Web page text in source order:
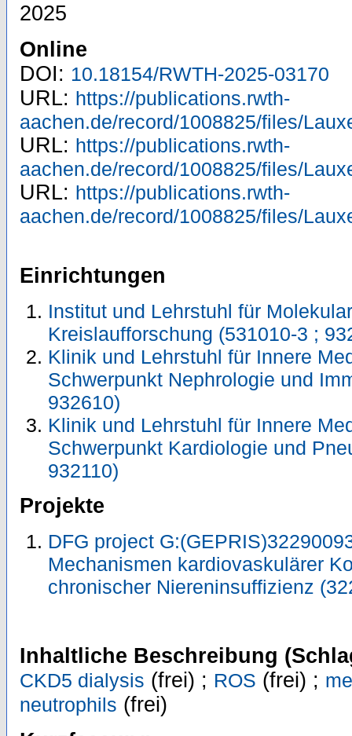
2025
Online
DOI: 10.18154/RWTH-2025-03170
URL: https://publications.rwth-
aachen.de/record/1008825/files/
URL: https://publications.rwth-
aachen.de/record/1008825/files/
URL: https://publications.rwth-
aachen.de/record/1008825/files/
Einrichtungen
Institut und Lehrstuhl für
Kreislaufforschung (531010-3 ;
Klinik und Lehrstuhl für Innere
Schwerpunkt Nephrologie und
932610)
Klinik und Lehrstuhl für Innere
Schwerpunkt Kardiologie und
932110)
Projekte
DFG project
Mechanismen kardiovaskulärer
chronischer Niereninsuffizienz
Inhaltliche Beschreibung
CKD5 dialysis (frei) ; ROS (frei) ;
neutrophils (frei)